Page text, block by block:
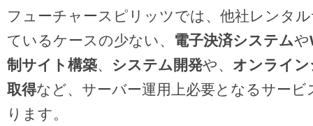
フューチャースピリッツでは、他社レンタ
ているケースの少ない、 電子決済システムや
制サイト構築、 システム開発や、 オンライ
取得など、サーバー運用上必要となるサー
ります。